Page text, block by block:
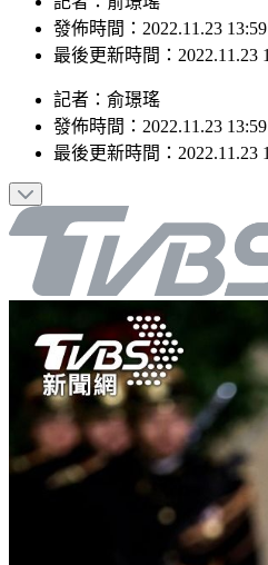
記者：俞璟瑤
發佈時間：2022.11.23 13:59
記者：俞璟瑤
發佈時間：2022.11.23 13:59